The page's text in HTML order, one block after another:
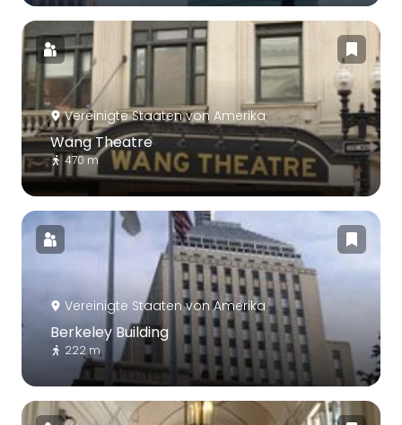
Vereinigte Staaten von Amerika
Wang Theatre
470 m
Vereinigte Staaten von Amerika
Berkeley Building
222 m